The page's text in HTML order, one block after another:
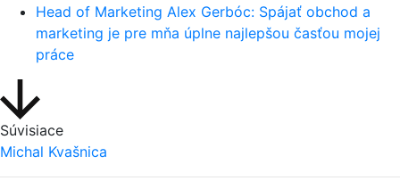
Head of Marketing Alex Gerbóc: Spájať obchod a
marketing je pre mňa úplne najlepšou časťou mojej
práce
Súvisiace
Michal Kvašnica